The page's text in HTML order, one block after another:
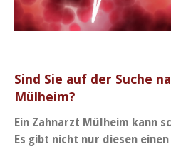
Sind Sie auf der Suche
Mülheim?
Ein Zahnarzt Mülheim kann
Es gibt nicht nur diesen